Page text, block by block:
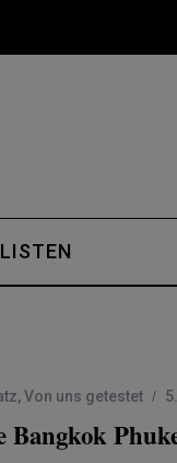
,Von uns getestet
Bangkok